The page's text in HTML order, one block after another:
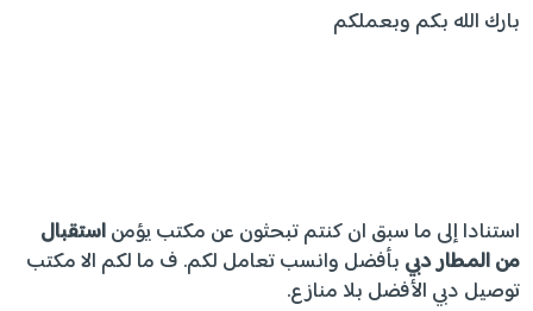
بارك الله بكم وبعملكم
استنادا إلى ما سبق ان كنتم تبحثون عن مكتب يؤمناستقبال
من المطار دبي بأفضل وانسب تعامل لكم. ف ما لكم الا مكتب
توصيل دبي الأفضل بلا منازع.